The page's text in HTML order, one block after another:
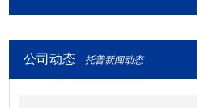
公司动态 托普新闻动态